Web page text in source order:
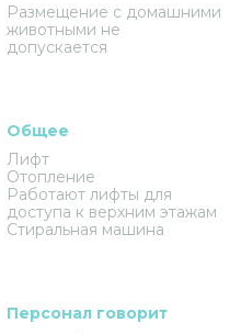
Размещение с домашними
животными не
допускается
Общее
Лифт
Отопление
Работают лифты для
доступа к верхним этажам
Стиральная машина
Персонал говорит